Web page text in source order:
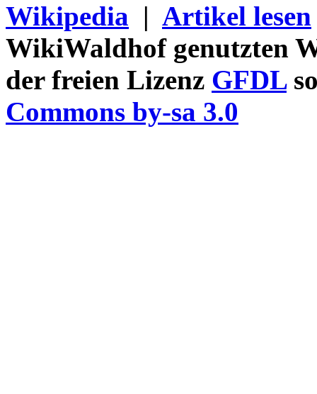
Wikipedia | Artikel lesen
WikiWaldhof genutzten
der freien Lizenz GFDL
Commons by-sa 3.0